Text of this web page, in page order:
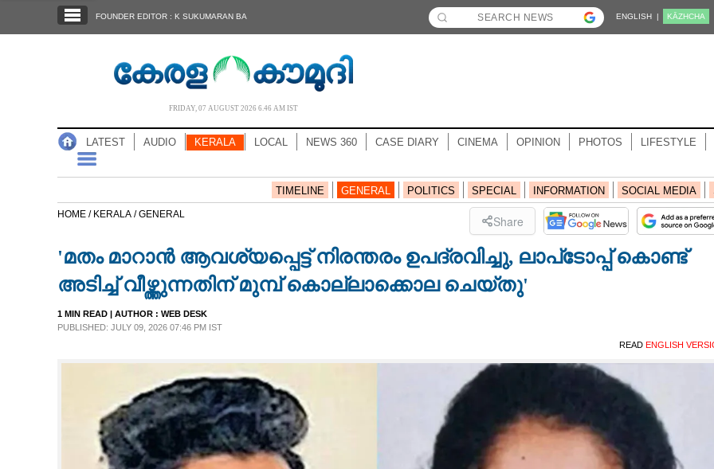
NOTIFIED NEWS
NEWS 360
CASE DIARY
FOUNDER EDITOR : K SUKUMARAN BA ENGLISH | KĀZHCHA
FRIDAY, 07 AUGUST 2026 6.46 AM IST
LATEST AUDIO KERALA LOCAL NEWS 360 CASE DIARY CINEMA OPINION PHOTOS LIFESTYLE
TIMELINE GENERAL POLITICS SPECIAL INFORMATION SOCIAL MEDIA
HOME / KERALA /GENERAL Share
'മതം മാറാന്‍ ആവശ്യപ്പെട്ട് നിരന്തരം ഉപദ്രവിച്ചു, ലാപ്‌ടോപ്പ് കൊണ്ട്
അടിച്ച് വീഴ്ത്തുന്നതിന് മുമ്പ് കൊല്ലാക്കൊല ചെയ്തു'
1 MIN READ | AUTHOR : WEB DESK
PUBLISHED: JULY 09, 2026 07:46 PM IST
READ ENGLISH